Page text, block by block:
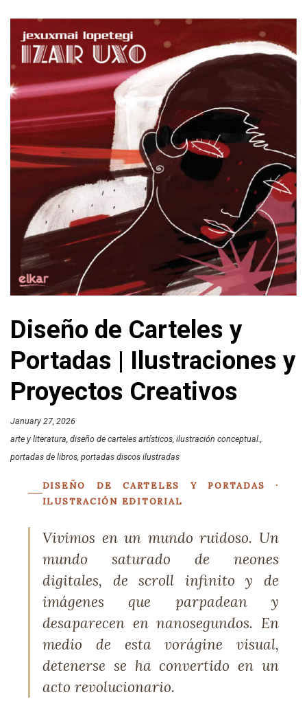
Diseño de Carteles y
Portadas | Ilustraciones y
Proyectos Creativos
January 27, 2026
arte y literatura diseño de carteles artísticos ilustración conceptual.
portadas de libros portadas discos ilustradas
DISEÑO DE CARTELES Y PORTADAS ·
ILUSTRACIÓN EDITORIAL
Vivimos en un mundo ruidoso. Un
mundo saturado de neones
digitales, de scroll infinito y de
imágenes que parpadean y
desaparecen en nanosegundos. En
medio de esta vorágine visual,
detenerse se ha convertido en un
acto revolucionario.